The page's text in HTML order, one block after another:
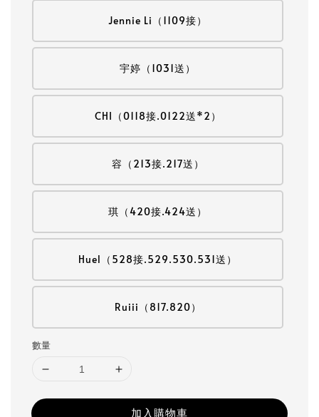
Jennie Li（1109接）
宇婷（1031送）
CHI（0118接.0122送*2）
容（213接.217送）
琪（420接.424送）
Huel（528接.529.530.531送）
Ruiii（817.820）
數量
加入購物車